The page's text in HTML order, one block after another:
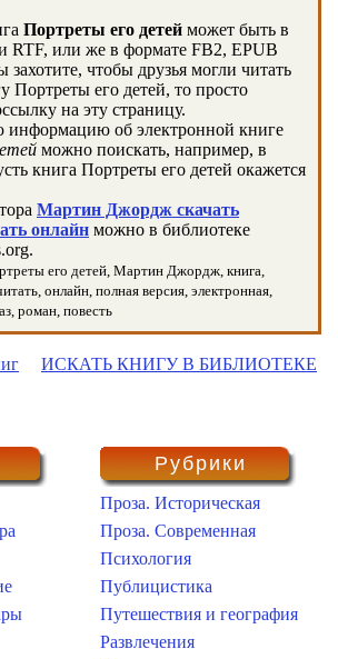
Портреты его детей может быть в
RTF, или же в формате FB2, EPUB
чтобы друзья могли читать
Портреты его детей, то просто
на эту страницу.
информацию об электронной книге
можно поискать, например, в
книга Портреты его детей окажется
Мартин Джордж скачать
онлайн можно в библиотеке
его детей, Мартин Джордж, книга,
онлайн, полная версия, электронная,
роман, повесть
ИСКАТЬ КНИГУ В БИБЛИОТЕКЕ
Рубрики
Проза. Историческая
Проза. Современная
Психология
Публицистика
Путешествия и география
Развлечения